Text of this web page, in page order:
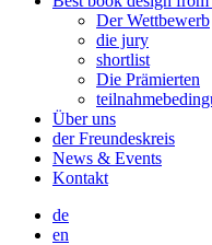
Der Wettbewerb
die jury
shortlist
Die Prämierten
Über uns
der Freundeskreis
News & Events
Kontakt
de
en